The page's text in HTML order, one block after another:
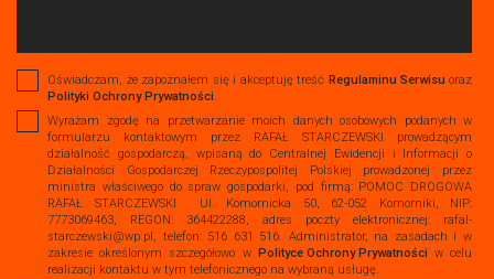
Oświadczam, że zapoznałem się i akceptuję treść Regulaminu Serwisu oraz
Polityki Ochrony Prywatności.
Wyrażam zgodę na przetwarzanie moich danych osobowych podanych w
formularzu kontaktowym przez RAFAŁ STARCZEWSKI prowadzącym
działalność gospodarczą, wpisaną do Centralnej Ewidencji i Informacji o
Działalności Gospodarczej Rzeczypospolitej Polskiej prowadzonej przez
ministra właściwego do spraw gospodarki, pod firmą: POMOC DROGOWA
RAFAŁ STARCZEWSKI Ul. Komornicka 50, 62-052 Komorniki, NIP:
7773069463, REGON: 364422288, adres poczty elektronicznej: rafal-
starczewski@wp.pl, telefon: 516 631 516. Administrator, na zasadach i w
zakresie określonym szczegółowo w
Polityce Ochrony Prywatności w celu
realizacji kontaktu w tym telefonicznego na wybraną usługę.